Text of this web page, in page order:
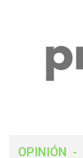
OPINIÓN -